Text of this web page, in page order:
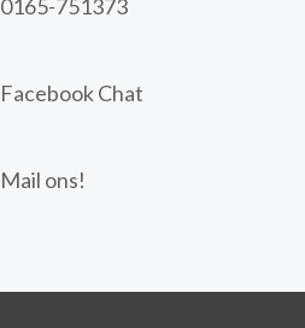
0165-751373
Facebook Chat
Mail ons!